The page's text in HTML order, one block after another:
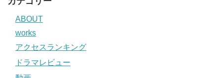
ABOUT
works
アクセスランキング
ドラマレビュー